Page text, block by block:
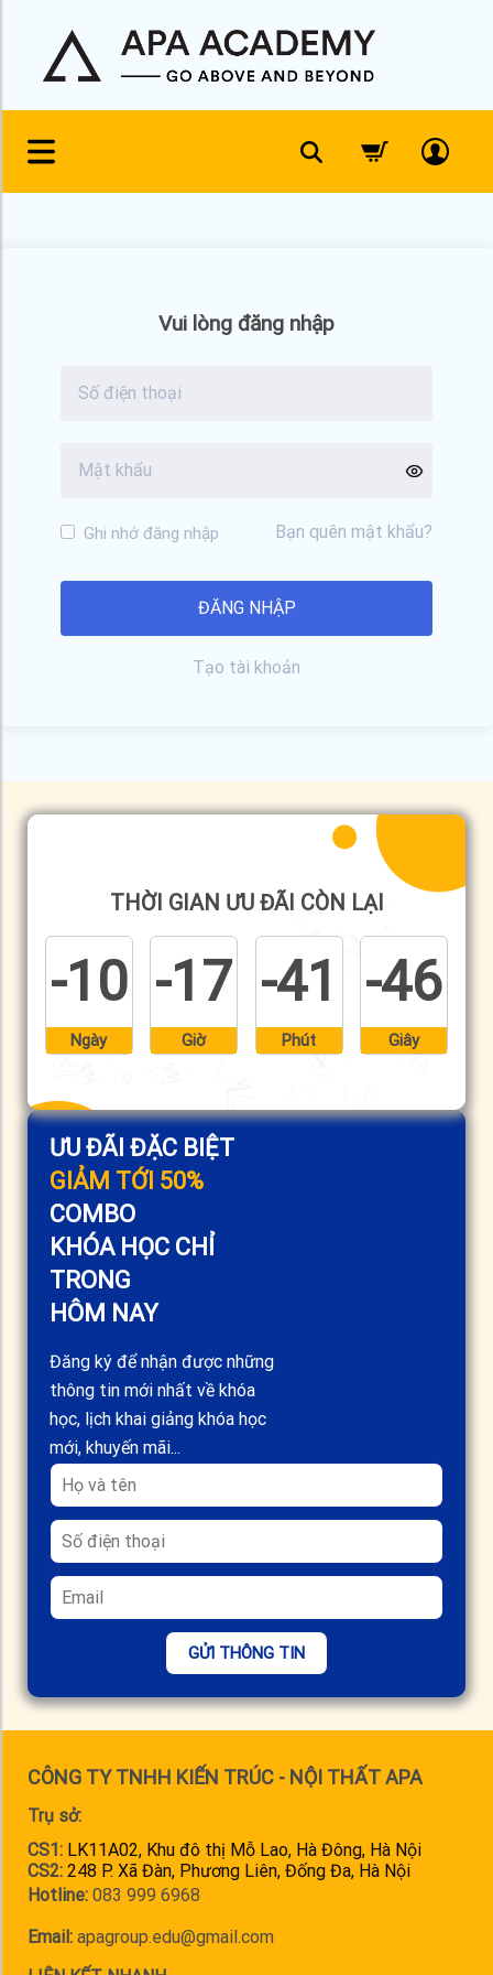
content
Vui lòng đăng nhập
Ghi nhớ đăng nhập Bạn quên mật khẩu?
Tạo tài khoản
ƯU ĐÃI ĐẶC BIỆT
GIẢM TỚI 50%
COMBO
KHÓA HỌC CHỈ
TRONG
HÔM NAY
Đăng ký để nhận được những
thông tin mới nhất về khóa
học, lịch khai giảng khóa học
mới, khuyến mãi...
GỬI THÔNG TIN
THỜI GIAN ƯU ĐÃI CÒN LẠI
-10
Ngày
-17
Giờ
-41
Phút
-46
Giây
CÔNG TY TNHH KIẾN TRÚC - NỘI THẤT APA
Trụ sở:
CS1: LK11A02, Khu đô thị Mỗ Lao, Hà Đông, Hà Nội
CS2: 248 P. Xã Đàn, Phương Liên, Đống Đa, Hà Nội
Hotline: 083 999 6968
Email: apagroup.edu@gmail.com